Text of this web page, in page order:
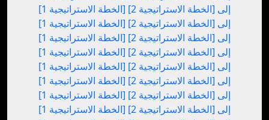
[الخطة الاستراتيجية 1] إلى [الخطة الاستراتيجية 2]
[الخطة الاستراتيجية 1] إلى [الخطة الاستراتيجية 2]
[الخطة الاستراتيجية 1] إلى [الخطة الاستراتيجية 2]
[الخطة الاستراتيجية 1] إلى [الخطة الاستراتيجية 2]
[الخطة الاستراتيجية 1] إلى [الخطة الاستراتيجية 2]
[الخطة الاستراتيجية 1] إلى [الخطة الاستراتيجية 2]
[الخطة الاستراتيجية 1] إلى [الخطة الاستراتيجية 2]
[الخطة الاستراتيجية 1] إلى [الخطة الاستراتيجية 2]